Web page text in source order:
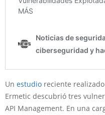
Un estudio reciente
Ermetic descubrió tres
API Management. En una